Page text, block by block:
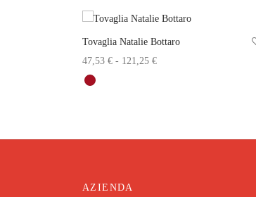
Tovaglia Natalie Bottaro
47,53 € - 121,25 €Fascia di
Scegli
varianti.
possono
AZIENDA